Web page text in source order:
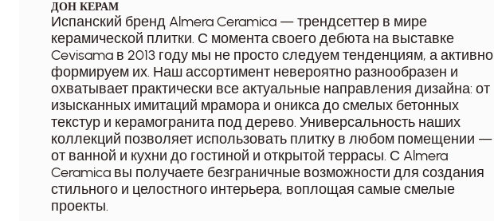
ДОН КЕРАМ
Испанский бренд Almera Ceramica — трендсеттер в мире
керамической плитки. С момента своего дебюта на выставке
Cevisama в 2013 году мы не просто следуем тенденциям, а активно
формируем их. Наш ассортимент невероятно разнообразен и
охватывает практически все актуальные направления дизайна: от
изысканных имитаций мрамора и оникса до смелых бетонных
текстур и керамогранита под дерево. Универсальность наших
коллекций позволяет использовать плитку в любом помещении —
от ванной и кухни до гостиной и открытой террасы. С Almera
Ceramica вы получаете безграничные возможности для создания
стильного и целостного интерьера, воплощая самые смелые
проекты.